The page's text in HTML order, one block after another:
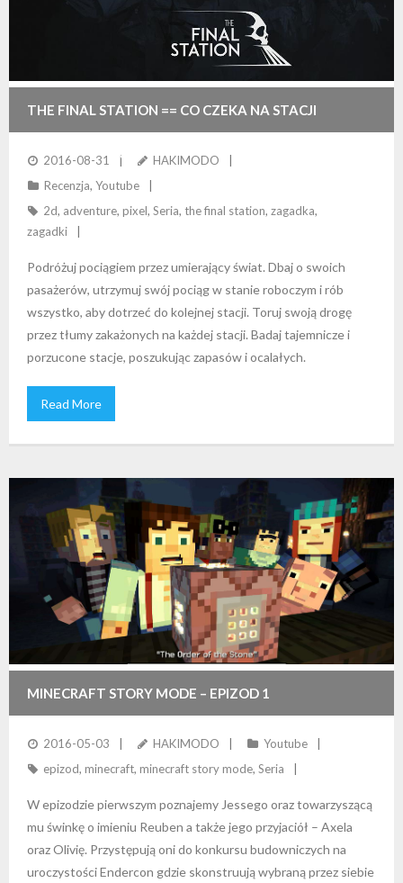
THE FINAL STATION == CO CZEKA NA STACJI
PRZEZNACZENIA?
2016-08-31
HAKIMODO
Recenzja, Youtube
2d, adventure, pixel, Seria, the final station, zagadka,
zagadki
Podróżuj pociągiem przez umierający świat. Dbaj o swoich
pasażerów, utrzymuj swój pociąg w stanie roboczym i rób
wszystko, aby dotrzeć do kolejnej stacji. Toruj swoją drogę
przez tłumy zakażonych na każdej stacji. Badaj tajemnicze i
porzucone stacje, poszukując zapasów i ocalałych.
Read More
MINECRAFT STORY MODE – EPIZOD 1
2016-05-03 HAKIMODO
Youtube
epizod, minecraft, minecraft story mode, Seria
W epizodzie pierwszym poznajemy Jessego oraz towarzyszącą
mu świnkę o imieniu Reuben a także jego przyjaciół – Axela
oraz Olivię. Przystępują oni do konkursu budowniczych na
uroczystości Endercon gdzie skonstruują wybraną przez siebie